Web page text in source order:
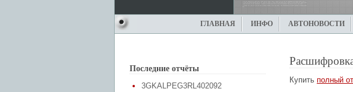
ГЛАВНАЯ ИНФО АВТОНОВОСТИ
Последние отчёты
3GKALPEG3RL402092
Купить полный